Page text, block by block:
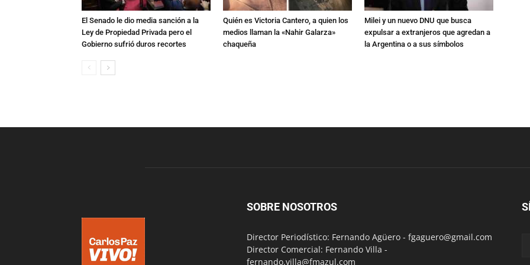
El Senado le dio media sanción a la
Ley de Propiedad Privada pero el
Gobierno sufrió duros recortes
Quién es Victoria Cantero, a quien los
medios llaman la «Nahir Galarza»
chaqueña
Milei y un nuevo DNU que busca
expulsar a extranjeros que agredan a
la Argentina o a sus símbolos
SOBRE NOSOTROS
Director Periodístico: Fernando Agüero - fgaguero@gmail.com
Director Comercial: Fernando Villa -
fernando.villa@fmazul.com